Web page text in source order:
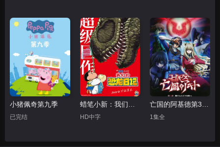
小猪佩奇第九季
已完结 HD中字 1集全